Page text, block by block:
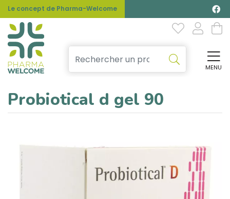
Le concept de Pharma-Welcome
MENU
Probiotical d gel 90